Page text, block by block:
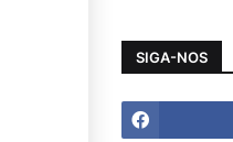
SIGA-NOS